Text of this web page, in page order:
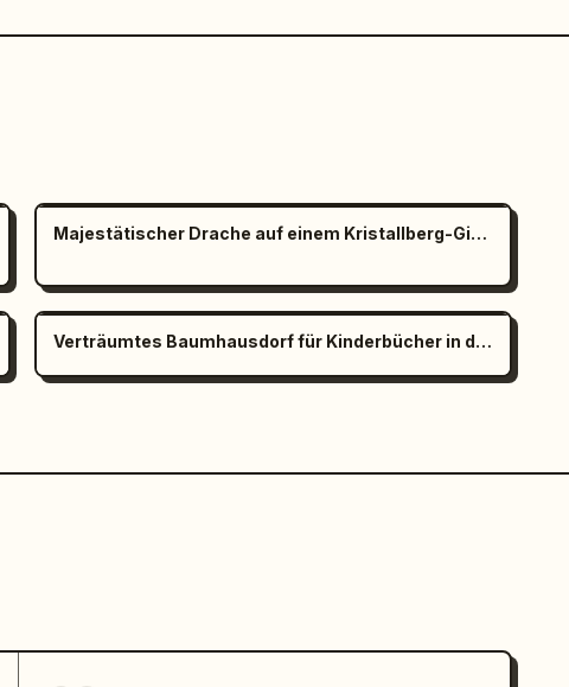
Majestätischer Drache auf einem Kristallberg-Gipfel
Verträumtes Baumhausdorf für Kinderbücher in der Abenddämmerung